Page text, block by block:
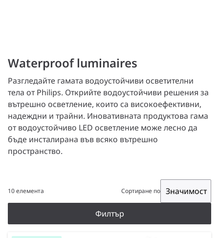
Waterproof luminaires
Разгледайте гаматa водоустойчиви осветителни
тела от Philips. Открийте водоустойчиви решения за
вътрешно осветление, които са високоефективни,
надеждни и трайни. Иновативната продуктова гама
от водоустойчиво LED осветление може лесно да
бъде инсталирана във всяко вътрешно
пространство.
10 елемента Сортиране по Значимост
Филтър